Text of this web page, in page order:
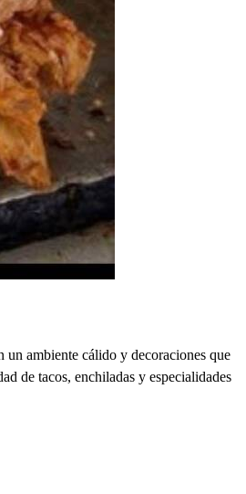
un ambiente cálido y decoraciones que
de tacos, enchiladas y especialidades